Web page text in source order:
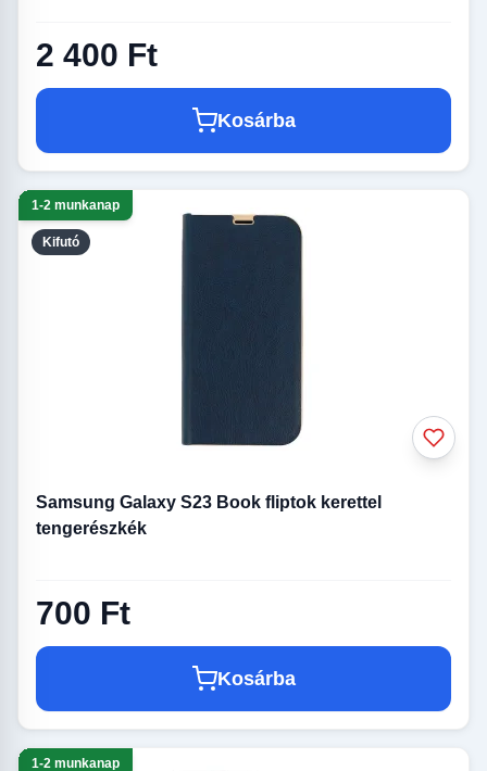
2 400 Ft
Kosárba
Kifutó
1-2 munkanap
Samsung Galaxy S23 Book fliptok kerettel
tengerészkék
700 Ft
Kosárba
1-2 munkanap